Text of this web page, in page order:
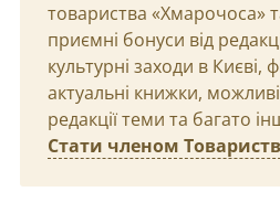
товариства «Хмарочоса»
приємні бонуси від
культурні заходи в Києві,
актуальні книжки,
редакції теми та багато
Стати членом